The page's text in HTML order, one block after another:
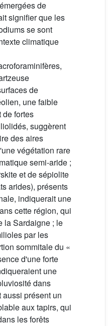
de
signifier que les
se sont
climatique
de
une faible
de fortes
suggèrent
des aires
végétation rare
semi-aride ;
et de sépiolite
arides), présents
indiquerait une
cette région, qui
la Sardaigne ; le
par les
sommitale du «
d'une forte
une
dans
présent un
aux tapirs, qui
les forêts